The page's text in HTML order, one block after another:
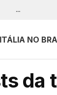
…
ITÁLIA NO